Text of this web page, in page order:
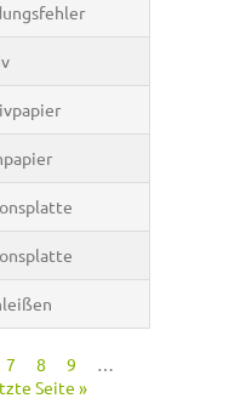
7 8 9
…
Seite »